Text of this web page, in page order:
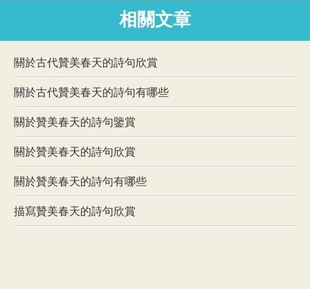
相關文章
關於古代贊美春天的詩句欣賞
關於古代贊美春天的詩句有哪些
關於贊美春天的詩句鑒賞
關於贊美春天的詩句欣賞
關於贊美春天的詩句有哪些
描寫贊美春天的詩句欣賞